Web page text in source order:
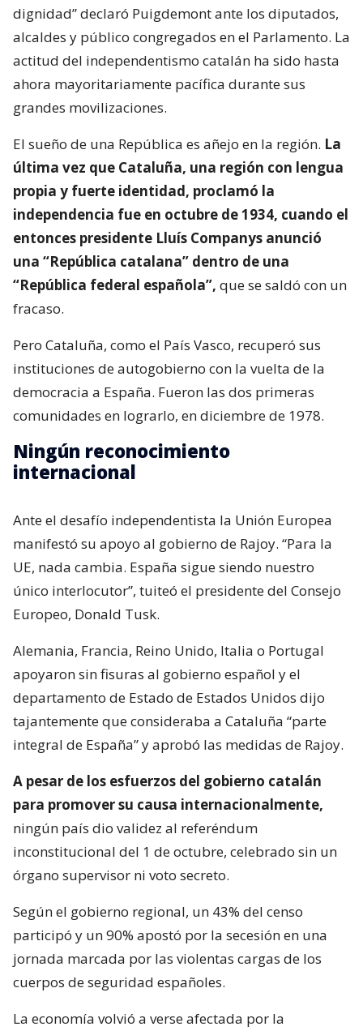
dignidad” declaró Puigdemont ante los diputados,
alcaldes y público congregados en el Parlamento. La
actitud del independentismo catalán ha sido hasta
ahora mayoritariamente pacífica durante sus
grandes movilizaciones.
El sueño de una República es añejo en la región. La
última vez que Cataluña, una región con lengua
propia y fuerte identidad, proclamó la
independencia fue en octubre de 1934, cuando el
entonces presidente Lluís Companys anunció
una “República catalana” dentro de una
“República federal española”, que se saldó con un
fracaso.
Pero Cataluña, como el País Vasco, recuperó sus
instituciones de autogobierno con la vuelta de la
democracia a España. Fueron las dos primeras
comunidades en lograrlo, en diciembre de 1978.
Ningún reconocimiento
internacional
Ante el desafío independentista la Unión Europea
manifestó su apoyo al gobierno de Rajoy. “Para la
UE, nada cambia. España sigue siendo nuestro
único interlocutor”, tuiteó el presidente del Consejo
Europeo, Donald Tusk.
Alemania, Francia, Reino Unido, Italia o Portugal
apoyaron sin fisuras al gobierno español y el
departamento de Estado de Estados Unidos dijo
tajantemente que consideraba a Cataluña “parte
integral de España” y aprobó las medidas de Rajoy.
A pesar de los esfuerzos del gobierno catalán
para promover su causa internacionalmente,
ningún país dio validez al referéndum
inconstitucional del 1 de octubre, celebrado sin un
órgano supervisor ni voto secreto.
Según el gobierno regional, un 43% del censo
participó y un 90% apostó por la secesión en una
jornada marcada por las violentas cargas de los
cuerpos de seguridad españoles.
La economía volvió a verse afectada por la